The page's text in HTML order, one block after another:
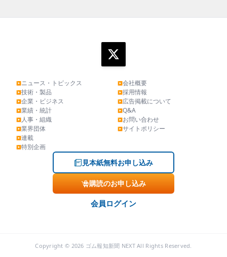
▶ニュース・トピックス
▶技術・製品
▶企業・ビジネス
▶業績・統計
▶人事・組織
▶業界団体
▶連載
▶特別企画
▶会社概要
▶採用情報
▶広告掲載について
▶Q&A
▶お問い合わせ
▶サイトポリシー
見本紙無料お申し込み
購読のお申し込み
会員ログイン
Copyright © 2026 ゴム報知新聞 NEXT All Rights Reserved.